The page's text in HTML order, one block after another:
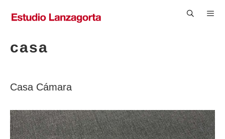
casa
Casa Cámara